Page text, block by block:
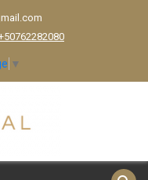
▼